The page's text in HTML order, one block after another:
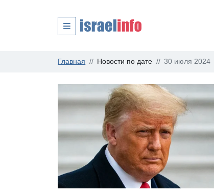
Главная Новости по дате 30 июля 2024